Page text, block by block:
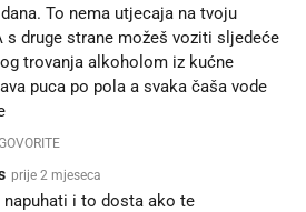
To nema utjecaja na tvoju
s druge strane možeš voziti sljedeće
trovanja alkoholom iz kućne
puca po pola a svaka čaša vode
prije 2 mjeseca
i to dosta ako te